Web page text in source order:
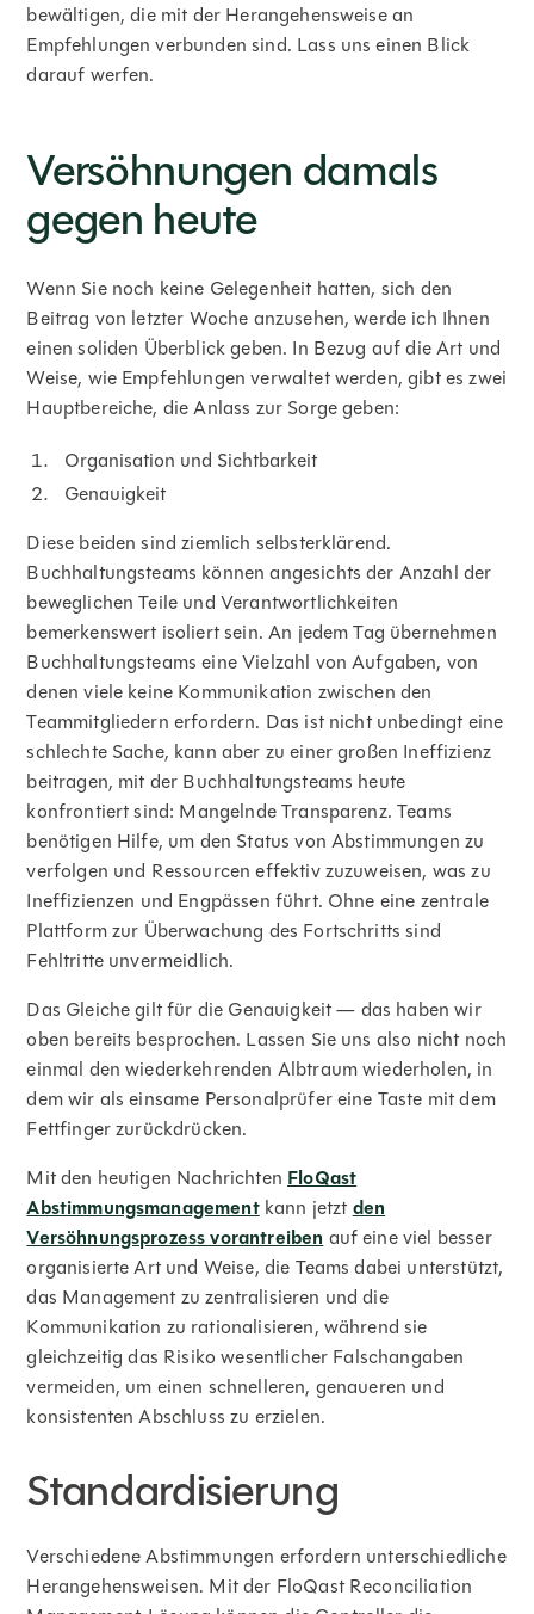
bewältigen, die mit der Herangehensweise an
Empfehlungen verbunden sind. Lass uns einen Blick
darauf werfen.
Versöhnungen damals
gegen heute
Wenn Sie noch keine Gelegenheit hatten, sich den
Beitrag von letzter Woche anzusehen, werde ich Ihnen
einen soliden Überblick geben. In Bezug auf die Art und
Weise, wie Empfehlungen verwaltet werden, gibt es zwei
Hauptbereiche, die Anlass zur Sorge geben:
Organisation und Sichtbarkeit
Genauigkeit
Diese beiden sind ziemlich selbsterklärend.
Buchhaltungsteams können angesichts der Anzahl der
beweglichen Teile und Verantwortlichkeiten
bemerkenswert isoliert sein. An jedem Tag übernehmen
Buchhaltungsteams eine Vielzahl von Aufgaben, von
denen viele keine Kommunikation zwischen den
Teammitgliedern erfordern. Das ist nicht unbedingt eine
schlechte Sache, kann aber zu einer großen Ineffizienz
beitragen, mit der Buchhaltungsteams heute
konfrontiert sind: Mangelnde Transparenz. Teams
benötigen Hilfe, um den Status von Abstimmungen zu
verfolgen und Ressourcen effektiv zuzuweisen, was zu
Ineffizienzen und Engpässen führt. Ohne eine zentrale
Plattform zur Überwachung des Fortschritts sind
Fehltritte unvermeidlich.
Das Gleiche gilt für die Genauigkeit — das haben wir
oben bereits besprochen. Lassen Sie uns also nicht noch
einmal den wiederkehrenden Albtraum wiederholen, in
dem wir als einsame Personalprüfer eine Taste mit dem
Fettfinger zurückdrücken.
Mit den heutigen Nachrichten FloQast
Abstimmungsmanagementkann jetzt den
Versöhnungsprozess vorantreiben auf eine viel besser
organisierte Art und Weise, die Teams dabei unterstützt,
das Management zu zentralisieren und die
Kommunikation zu rationalisieren, während sie
gleichzeitig das Risiko wesentlicher Falschangaben
vermeiden, um einen schnelleren, genaueren und
konsistenten Abschluss zu erzielen.
Standardisierung
Verschiedene Abstimmungen erfordern unterschiedliche
Herangehensweisen. Mit der FloQast Reconciliation